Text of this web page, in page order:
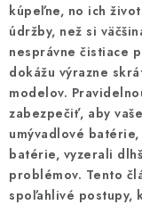
DOPLNKY
SANITA
VÝPREDAJ
PRÍSLUŠENSTVO K
NÁHRADNÉ DIELY
kúpeľne, no ich
údržby, než si
nesprávne čistiace
dokážu výrazne
modelov.
zabezpečiť, aby
umývadlové
batérie, vyzerali
problémov. Tento
spoľahlivé postupy,